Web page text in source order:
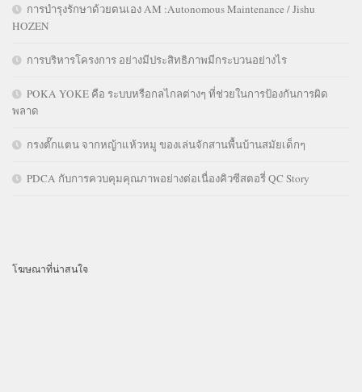
การบำรุงรักษาด้วยตนเอง AM :Autonomous Maintenance / Jishu
HOZEN
การบริหารโครงการ อย่างมีประสิทธิภาพมีกระบวนอย่างไร
POKA YOKE คือ ระบบหรือกลไกลต่างๆ ที่ช่วยในการป้องกันการผิด
พลาด
กรงตั๊กแตน จากหญ้าแห้วหมู ของเล่นจักสานพื้นบ้านสมัยเด็กๆ
PDCA กับการควบคุมคุณภาพอย่างต่อเนื่องคิวซีสตอรี่ QC Story
โฆษณาที่น่าสนใจ